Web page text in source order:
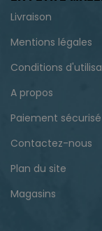
Livraison
Mentions légales
Conditions
A propos
Paiement sécurisé
Contactez-nous
Plan du site
Magasins